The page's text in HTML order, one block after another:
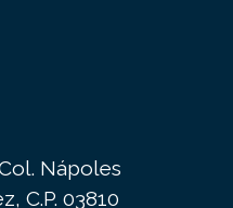
Nápoles
C.P. 03810